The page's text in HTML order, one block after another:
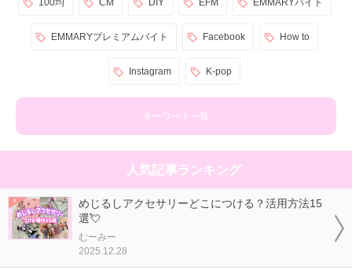
100均 CM DIY EFM EMMARYバイト
EMMARYプレミアムバイト Facebook How to
Instagram K-pop
キーワード一覧
人気記事ランキング
めじるしアクセサリーどこにつける？活用方法15
選💘
むーみー
2025.12.28